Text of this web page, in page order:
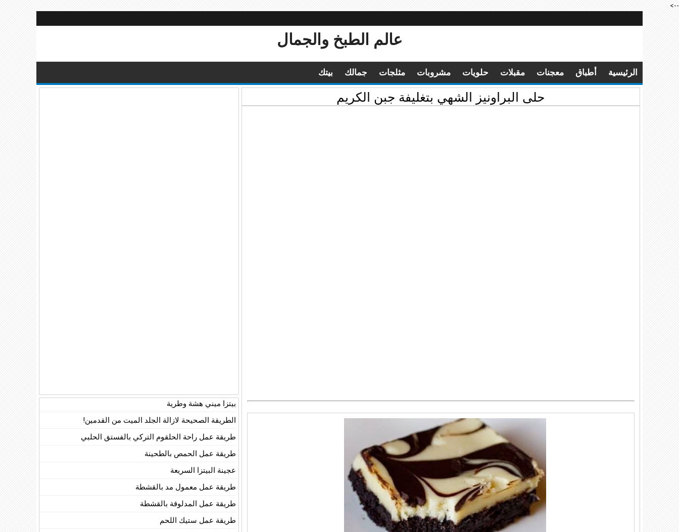
-->
عالم الطبخ والجمال
الرئيسية أطباق معجنات مقبلات حلويات مشروبات مثلجات جمالك بيتك
حلى البراونيز الشهي بتغليفة جبن الكريم
بيتزا ميني هشة وطرية
الطريقة الصحيحة لازالة الجلد الميت من القدمين!
طريقة عمل راحة الحلقوم التركي بالفستق الحلبي
طريقة عمل الحمص بالطحينة
عجينة البيتزا السريعة
طريقة عمل معمول مد بالقشطة
طريقة عمل المدلوقة بالقشطة
طريقة عمل ستيك اللحم